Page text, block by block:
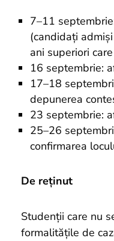
7–11
(candidați
ani superiori
16 septembrie:
17–18
depunerea
23 septembrie:
25–26
confirmarea
De reținut
Studenții care nu
formalitățile de